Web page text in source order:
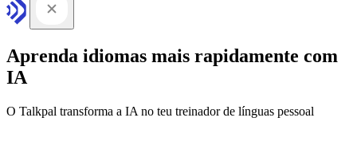
Aprenda idiomas mais rapidamente com
IA
O Talkpal transforma a IA no teu treinador de línguas pessoal